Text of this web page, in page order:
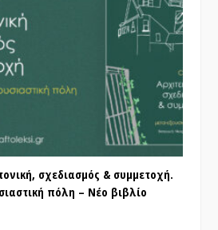
σχεδιασμός & συμμετοχή.
πόλη – Νέο βιβλίο